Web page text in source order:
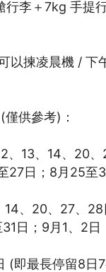
李＋7kg 手提
以揀凌晨機 / 下
(僅供參考)：
、13、14、20
27日；8月25至
14、20、27、28
日；9月1、2日
(即最長停留8日